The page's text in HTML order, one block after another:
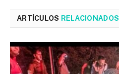
ARTÍCULOS RELACIONADOS